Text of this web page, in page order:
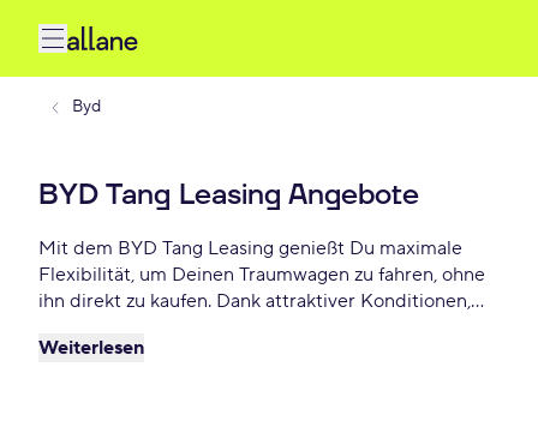
Byd
BYD Tang Leasing Angebote
Mit dem BYD Tang Leasing genießt Du maximale
Flexibilität, um Deinen Traumwagen zu fahren, ohne
ihn direkt zu kaufen. Dank attraktiver Konditionen,
Raten bietet BYD Tang Leasing eine praktische und
Weiterlesen